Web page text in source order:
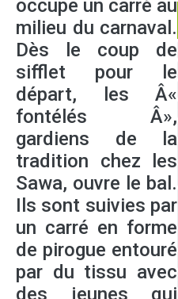
occupe un carré au
milieu du carnaval.
Dès le coup de
sifflet pour le
départ, les Â«
fontélés Â»,
gardiens de la
tradition chez les
Sawa, ouvre le bal.
Ils sont suivies par
un carré en forme
de pirogue entouré
par du tissu avec
des jeunes qui